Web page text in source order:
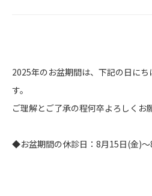
2025年のお盆期間は、下記の日に
す。
ご理解とご了承の程何卒よろしくお
◆お盆期間の休診日：8月15日(金)